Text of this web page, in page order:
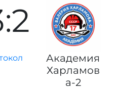
Академия
Харламов
а-2